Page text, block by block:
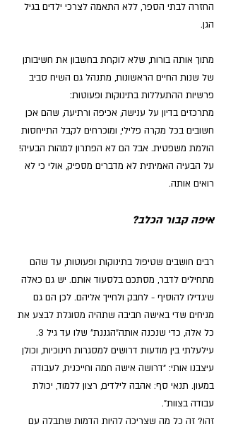
החזרה לבתי הספר, ללא התאמה לצרכי ילדים בגיל
הגן.
מתוך אותה בורות, שלא לוקחת בחשבון את חשיבותן
של שנות החיים הראשונות, מתנהל גם השיח סביב
פרשיות ההתעללות בתינוקות ופעוטות:
מתרכזים בדיון על ענישה, אכיפה ורתיעה, שהם אכן
חשובים בכל מקרה פלילי, ומוכרחים לקבל התייחסות
הולמת משפטית. אבל הם לא הפתרון למהות הבעיה!
על הבעיה האמיתית לא מדברים מספיק, אולי כי לא
רואים אותה.
איפה קבור הכלב?
רבים חושבים שטיפול בתינוקות ופעוטות, עד שהם
מתחילים לדבר, מסתכם בלסעוד אותם. יש גם כאלה
שיגדילו להוסיף - לחבק ולחייך אליהם. לכן הם גם
מניחים שדי באישה חביבה שתהיה מסוגלת לבצע את
כל אלה, כדי שנכנה אותה"הגננת" שלו עד גיל 3.
עילעלתי בין מודעות דרושים למסגרות חינוכיות, וכולן
עיצבנו אותי: "דרושה אישה חמה וחייכנית, לעבודה
במעון. תנאי סף: אהבה לילדים, רצון ללמוד, יכולת
עבודה בצוות".
זהו? זה כל מה שצריכה להיות הדמות שתבלה עם